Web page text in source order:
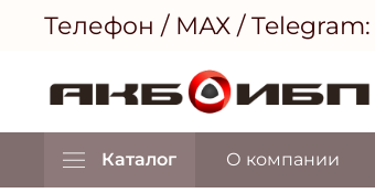
Телефон / МАХ / Telegram:
Каталог О компании